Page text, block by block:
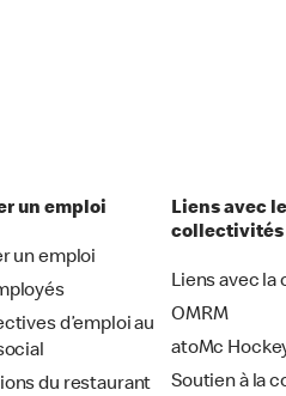
un emploi
un emploi
d’emploi au
du restaurant
Liens avec
collectivités
Liens avec
OMRM
atoMc
Soutien à la